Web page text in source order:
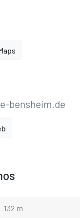
bensheim.de
132 m